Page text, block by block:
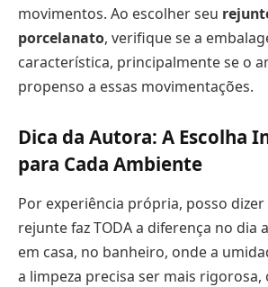
movimentos. Ao escolher seu
porcelanato, verifique se a
característica, principalmente se o
propenso a essas movimentações.
Dica da Autora: A Escolha
para Cada Ambiente
Por experiência própria, posso
rejunte faz TODA a diferença no dia
em casa, no banheiro, onde a
a limpeza precisa ser mais